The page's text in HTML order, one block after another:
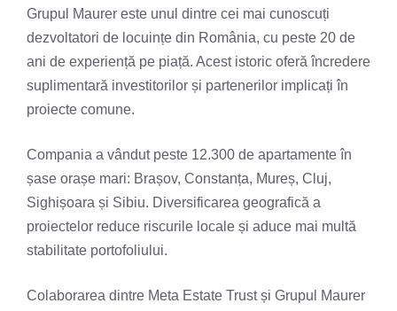
Grupul Maurer este unul dintre cei mai cunoscuți
dezvoltatori de locuințe din România, cu peste 20 de
ani de experiență pe piață. Acest istoric oferă încredere
suplimentară investitorilor și partenerilor implicați în
proiecte comune.
Compania a vândut peste 12.300 de apartamente în
șase orașe mari: Brașov, Constanța, Mureș, Cluj,
Sighișoara și Sibiu. Diversificarea geografică a
proiectelor reduce riscurile locale și aduce mai multă
stabilitate portofoliului.
Colaborarea dintre Meta Estate Trust și Grupul Maurer